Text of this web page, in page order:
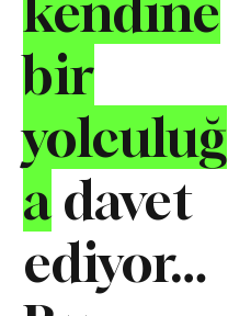
bir
yolculuğ
adavet
ediyor…